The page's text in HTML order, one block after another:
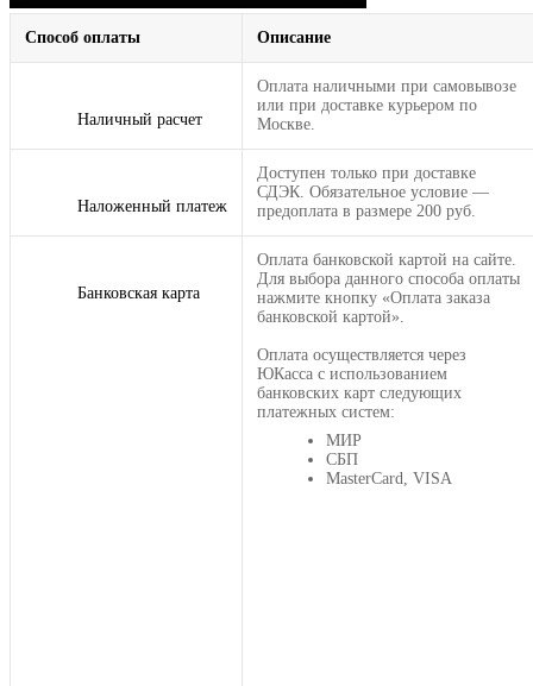
Способ оплаты Описание
Наличный расчет
Оплата наличными при самовывозе
или при доставке курьером по
Москве.
Наложенный платеж
Доступен только при доставке
СДЭК. Обязательное условие —
предоплата в размере 200 руб.
Банковская карта
Оплата банковской картой на сайте.
Для выбора данного способа оплаты
нажмите кнопку «Оплата заказа
банковской картой».
Оплата осуществляется через
ЮКасса с использованием
банковских карт следующих
платежных систем:
МИР
СБП
MasterCard, VISA